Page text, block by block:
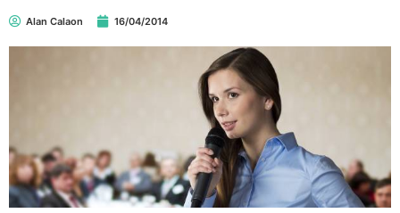
Alan Calaon 16/04/2014